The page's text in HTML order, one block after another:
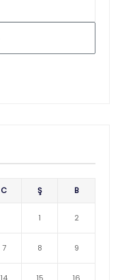
C Ş B
1 2
7 8 9